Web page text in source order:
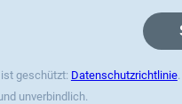
geschützt: Datenschutzrichtlinie
unverbindlich.